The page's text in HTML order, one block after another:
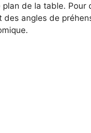
de la table. Pour
angles de